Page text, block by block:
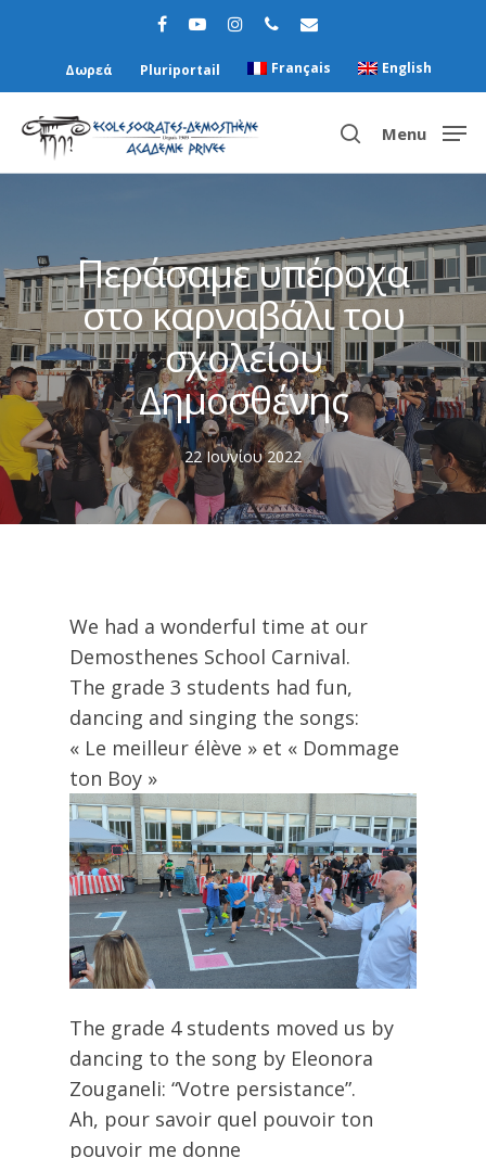
Δωρεά Pluriportail Français English
Menu
Περάσαμε υπέροχα
στο καρναβάλι του
σχολείου
Δημοσθένης
22 Ιουνίου 2022
We had a wonderful time at our
Demosthenes School Carnival.
The grade 3 students had fun,
dancing and singing the songs:
« Le meilleur élève » et « Dommage
ton Boy »
The grade 4 students moved us by
dancing to the song by Eleonora
Zouganeli: “Votre persistance”.
Ah, pour savoir quel pouvoir ton
pouvoir me donne